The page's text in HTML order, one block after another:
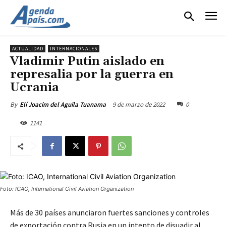
ACTUALIDAD INTERNACIONALES
Vladimir Putin aislado en
represalia por la guerra en
Ucrania
By Elí Joacim del Aguila Tuanama 9 de marzo de 2022 0
1141
Foto: ICAO, International Civil Aviation Organization
Más de 30 países anunciaron fuertes sanciones y controles